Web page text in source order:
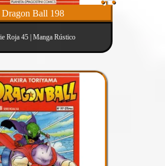
Dragon Ball 198
Roja 45 | Manga Rústico